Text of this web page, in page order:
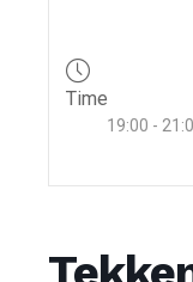
Time
19:00 -